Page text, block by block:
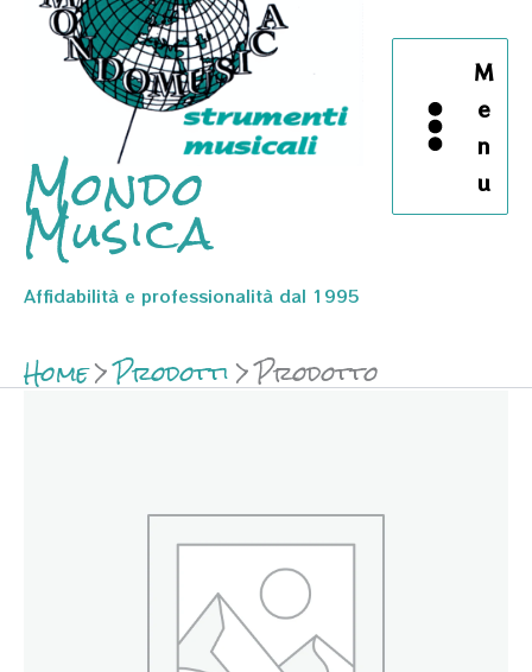
Mondo
Musica
Affidabilità e professionalità dal 1995
M
e
n
u
Home Prodotti Prodotto